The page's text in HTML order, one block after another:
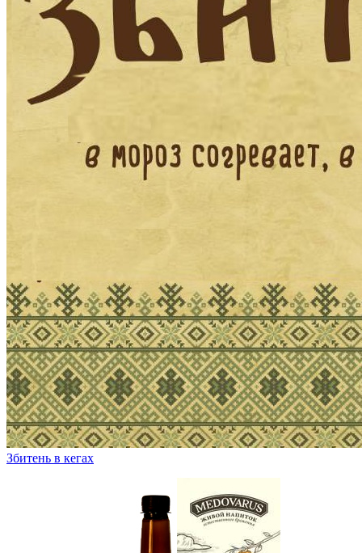
Збитень в кегах